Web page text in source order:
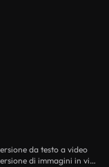
da testo a video
Flussi di lavoro di intelligenza artificiale per la conversione di immagini in video